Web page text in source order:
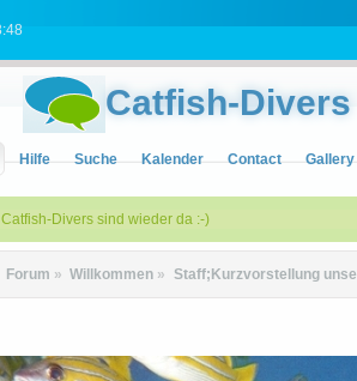
Catfish-Divers
Hilfe Suche Kalender Contact Gallery
Divers sind wieder da :-)
Forum » Willkommen » Staff;Kurzvorstellung